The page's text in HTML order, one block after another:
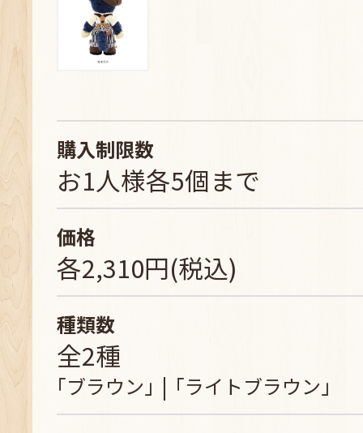
購入制限数
お1人様各5個まで
価格
各2,310円(税込)
種類数
全2種
｢ブラウン｣
｢ライトブラウン｣